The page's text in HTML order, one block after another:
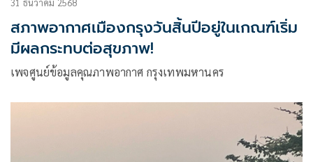
31 ธันวาคม 2568
สภาพอากาศเมืองกรุงวันสิ้นปีอยู่ในเกณฑ์เริ่ม
มีผลกระทบต่อสุขภาพ!
เพจศูนย์ข้อมูลคุณภาพอากาศ กรุงเทพมหานคร